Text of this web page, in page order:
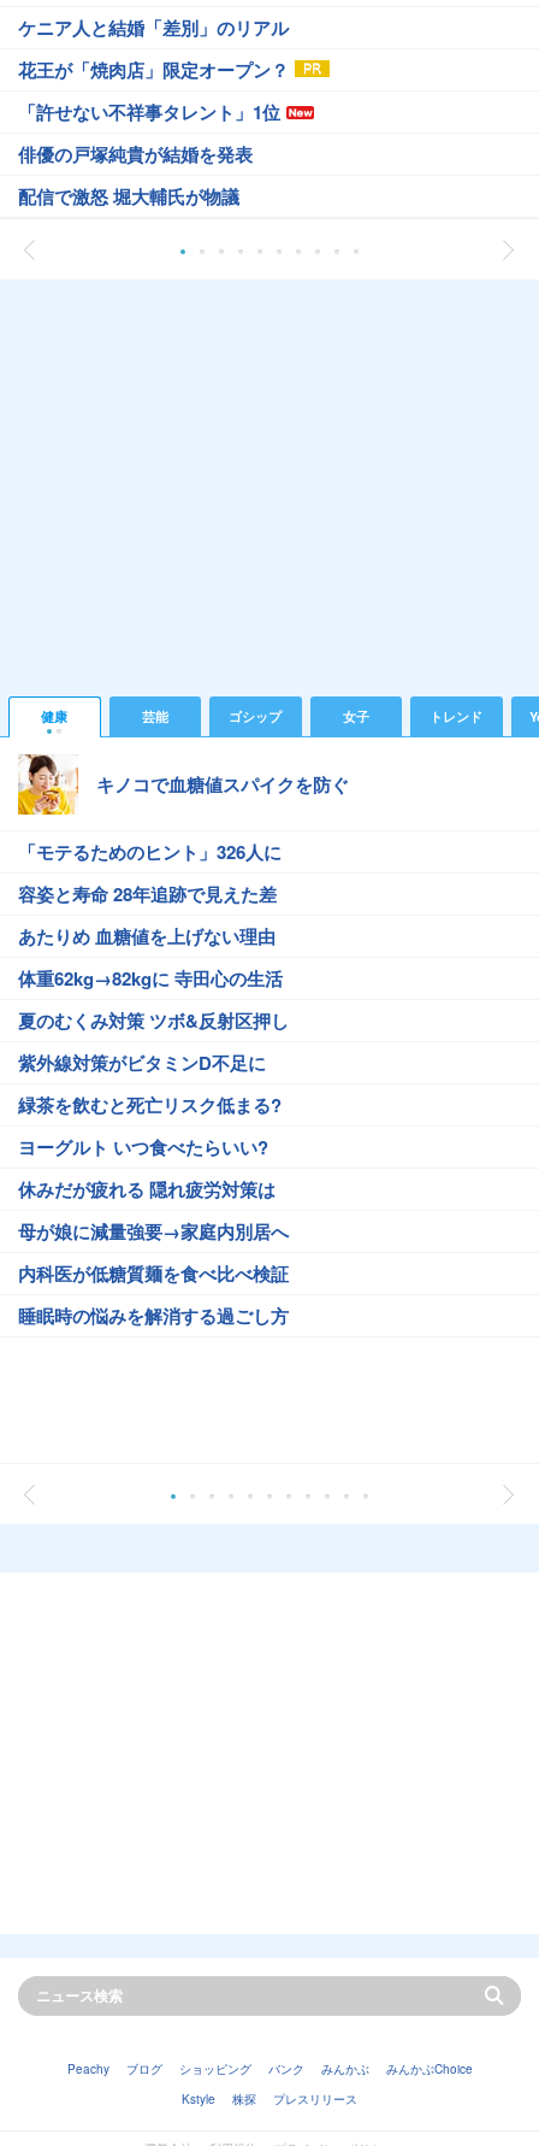
ケニア人と結婚「差別」のリアル
花王が「焼肉店」限定オープン？
「許せない不祥事タレント」1位
俳優の戸塚純貴が結婚を発表
配信で激怒 堀大輔氏が物議
健康 芸能 ゴシップ 女子 トレンド
キノコで血糖値スパイクを防ぐ
「モテるためのヒント」326人に
容姿と寿命 28年追跡で見えた差
あたりめ 血糖値を上げない理由
体重62kg→82kgに 寺田心の生活
夏のむくみ対策 ツボ&反射区押し
紫外線対策がビタミンD不足に
緑茶を飲むと死亡リスク低まる?
ヨーグルト いつ食べたらいい?
休みだが疲れる 隠れ疲労対策は
母が娘に減量強要→家庭内別居へ
内科医が低糖質麺を食べ比べ検証
睡眠時の悩みを解消する過ごし方
Peachy ブログ ショッピング バンク みんかぶ
みんかぶChoice
Kstyle
株探 プレスリリース